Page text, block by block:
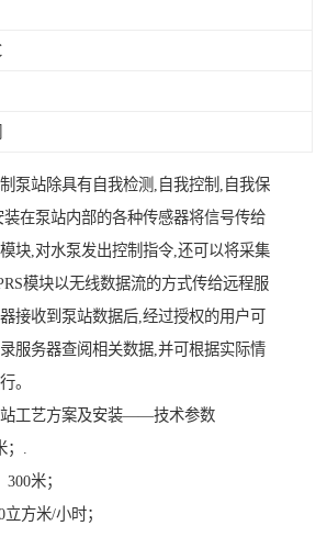
泵站除具有自我检测,自我控制,自我保
在泵站内部的各种传感器将信号传给
块,对水泵发出控制指令,还可以将采集
模块以无线数据流的方式传给远程服
接收到泵站数据后,经过授权的用户可
服务器查阅相关数据,并可根据实际情
。
工艺方案及安装——技术参数
；.
米；
方米/小时；